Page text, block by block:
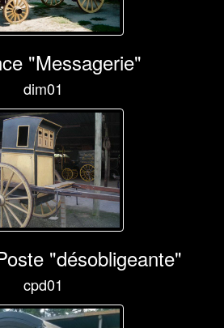
"Messagerie"
dim01
"désobligeante"
cpd01